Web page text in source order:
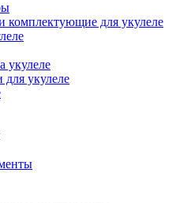
комплектующие для укулеле
укулеле
укулеле